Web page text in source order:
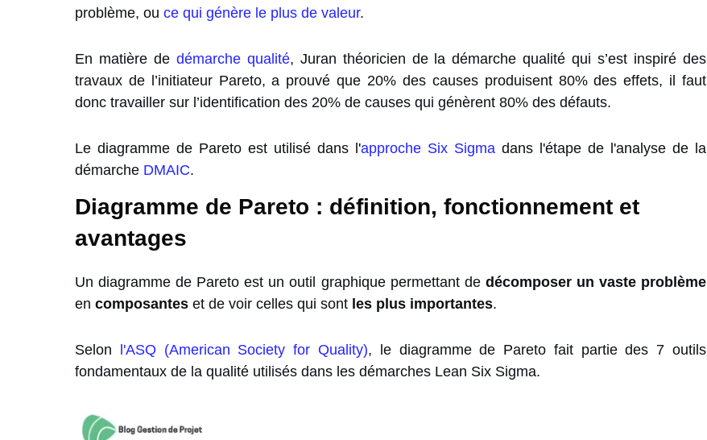
problème, ou ce qui génère le plus de valeur.
En matière de démarche qualité, Juran théoricien de la démarche qualité qui s’est inspiré des
travaux de l’initiateur Pareto, a prouvé que 20% des causes produisent 80% des effets, il faut
donc travailler sur l’identification des 20% de causes qui génèrent 80% des défauts.
Le diagramme de Pareto est utilisé dans l'approche Six Sigma dans l'étape de l'analyse de la
démarche DMAIC.
Diagramme de Pareto : définition, fonctionnement et
avantages
Un diagramme de Pareto est un outil graphique permettant de décomposer un vaste problème
en composantes et de voir celles qui sont les plus importantes.
Selon l'ASQ (American Society for Quality), le diagramme de Pareto fait partie des 7 outils
fondamentaux de la qualité utilisés dans les démarches Lean Six Sigma.